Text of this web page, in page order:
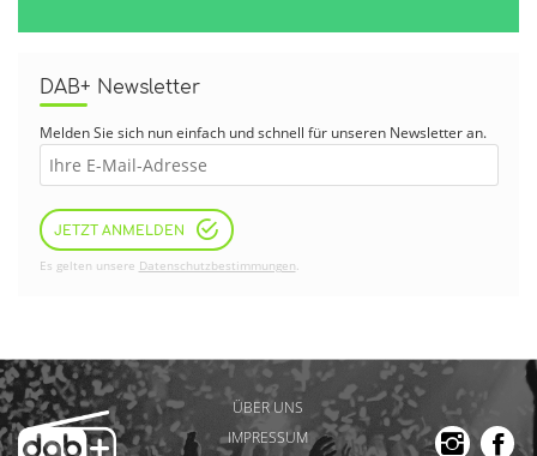
DAB+ Newsletter
Melden Sie sich nun einfach und schnell für unseren Newsletter an.
JETZT ANMELDEN
Es gelten unsere Datenschutzbestimmungen.
ÜBER UNS
IMPRESSUM